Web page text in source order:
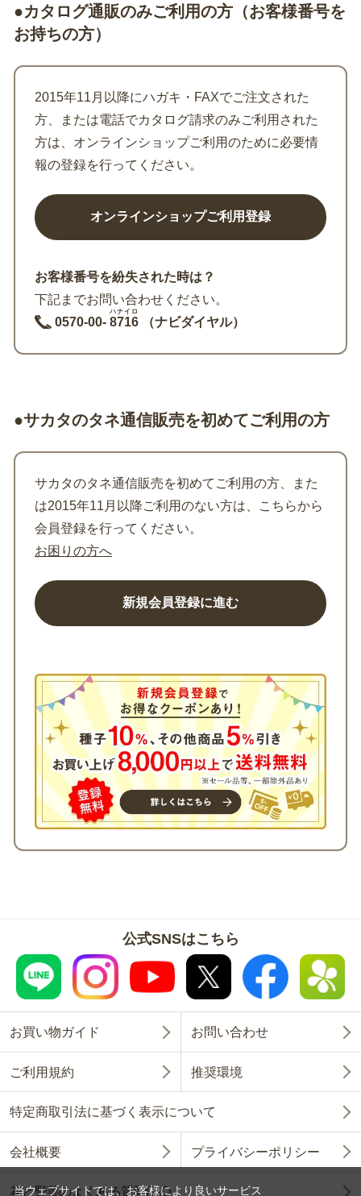
●カタログ通販のみご利用の方（お客様番号を
お持ちの方）
2015年11月以降にハガキ・FAXでご注文された
方、または電話でカタログ請求のみご利用された
方は、オンラインショップご利用のために必要情
報の登録を行ってください。
お客様番号を紛失された時は？
下記までお問い合わせください。
0570-00- 8716
ハナイロ
（ナビダイヤル）
●サカタのタネ通信販売を初めてご利用の方
サカタのタネ通信販売を初めてご利用の方、また
は2015年11月以降ご利用のない方は、こちらから
会員登録を行ってください。
お困りの方へ
公式SNSはこちら
お買い物ガイド お問い合わせ
ご利用規約 推奨環境
特定商取引法に基づく表示について
会社概要 プライバシーポリシー
花と野菜のよくある質問FAQ
当ウェブサイトでは、お客様により良いサービス